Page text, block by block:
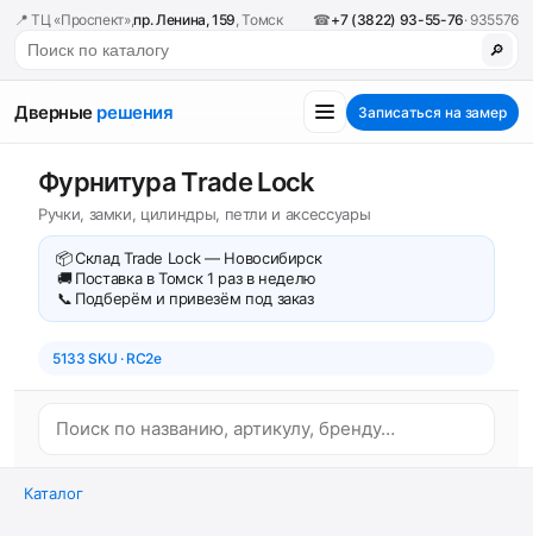
📍 ТЦ «Проспект»,пр. Ленина, 159, Томск ☎+7 (3822) 93-55-76· 935576
🔎
Дверные решения Записаться на замер
Фурнитура Trade Lock
Ручки, замки, цилиндры, петли и аксессуары
📦Склад Trade Lock — Новосибирск
🚚 Поставка в Томск 1 раз в неделю
📞 Подберём и привезём под заказ
5133 SKU · RC2e
Каталог